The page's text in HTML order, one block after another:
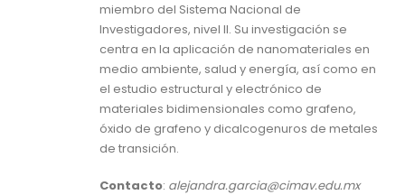
miembro del Sistema Nacional de
Investigadores, nivel II. Su investigación se
centra en la aplicación de nanomateriales en
medio ambiente, salud y energía, así como en
el estudio estructural y electrónico de
materiales bidimensionales como grafeno,
óxido de grafeno y dicalcogenuros de metales
de transición.
Contacto: alejandra.garcia@cimav.edu.mx